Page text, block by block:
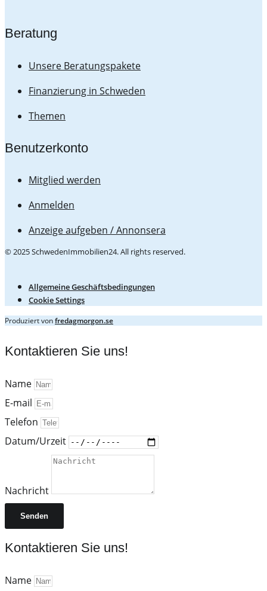
Beratung
Unsere Beratungspakete
Finanzierung in Schweden
Themen
Benutzerkonto
Mitglied werden
Anmelden
Anzeige aufgeben / Annonsera
© 2025 SchwedenImmobilien24. All rights reserved.
Allgemeine Geschäftsbedingungen
Cookie Settings
Produziert vonfredagmorgon.se
Kontaktieren Sie uns!
Name
E-mail
Telefon
Datum/Urzeit
Nachricht
Senden
Kontaktieren Sie uns!
Name